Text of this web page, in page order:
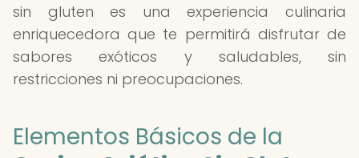
sin gluten es una experiencia culinaria
enriquecedora que te permitirá disfrutar de
sabores exóticos y saludables, sin
restricciones ni preocupaciones.
Elementos Básicos de la